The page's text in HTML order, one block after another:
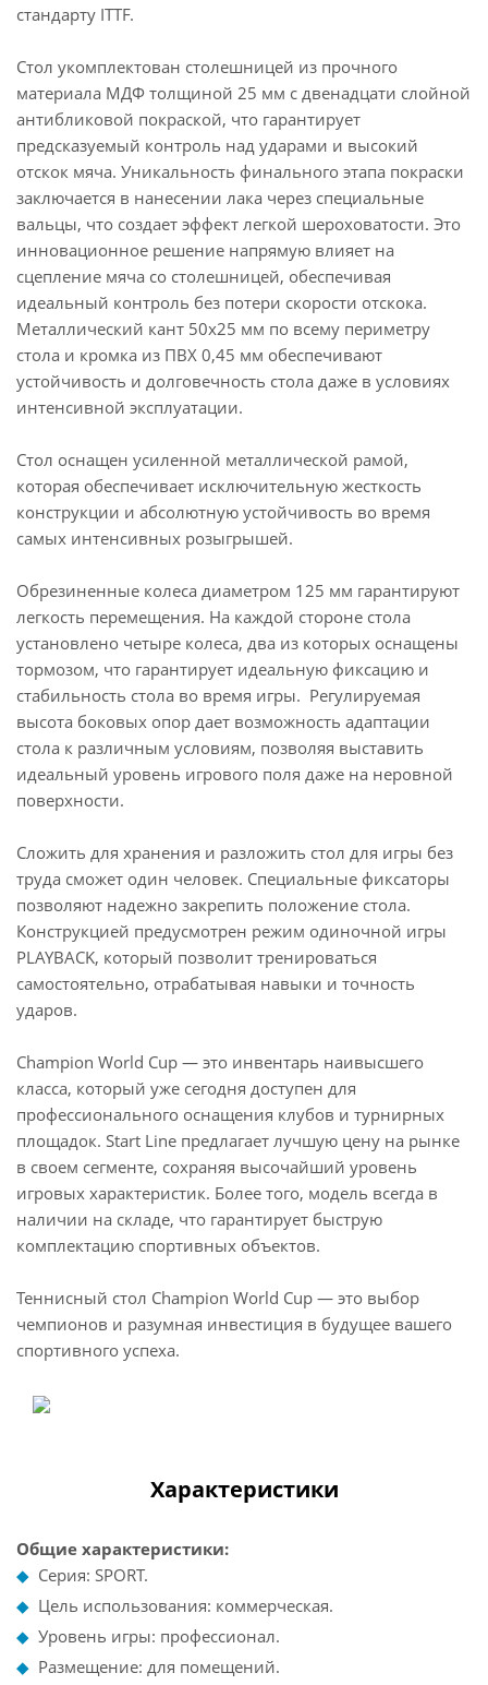
стандарту ITTF.
Стол укомплектован столешницей из прочного
материала МДФ толщиной 25 мм с двенадцати слойной
антибликовой покраской, что гарантирует
предсказуемый контроль над ударами и высокий
отскок мяча. Уникальность финального этапа покраски
заключается в нанесении лака через специальные
вальцы, что создает эффект легкой шероховатости. Это
инновационное решение напрямую влияет на
сцепление мяча со столешницей, обеспечивая
идеальный контроль без потери скорости отскока.
Металлический кант 50x25 мм по всему периметру
стола и кромка из ПВХ 0,45 мм обеспечивают
устойчивость и долговечность стола даже в условиях
интенсивной эксплуатации.
Стол оснащен усиленной металлической рамой,
которая обеспечивает исключительную жесткость
конструкции и абсолютную устойчивость во время
самых интенсивных розыгрышей.
Обрезиненные колеса диаметром 125 мм гарантируют
легкость перемещения. На каждой стороне стола
установлено четыре колеса, два из которых оснащены
тормозом, что гарантирует идеальную фиксацию и
стабильность стола во время игры. Регулируемая
высота боковых опор дает возможность адаптации
стола к различным условиям, позволяя выставить
идеальный уровень игрового поля даже на неровной
поверхности.
Сложить для хранения и разложить стол для игры без
труда сможет один человек. Специальные фиксаторы
позволяют надежно закрепить положение стола.
Конструкцией предусмотрен режим одиночной игры
PLAYBACK, который позволит тренироваться
самостоятельно, отрабатывая навыки и точность
ударов.
Champion World Cup — это инвентарь наивысшего
класса, который уже сегодня доступен для
профессионального оснащения клубов и турнирных
площадок. Start Line предлагает лучшую цену на рынке
в своем сегменте, сохраняя высочайший уровень
игровых характеристик. Более того, модель всегда в
наличии на складе, что гарантирует быструю
комплектацию спортивных объектов.
Теннисный стол Champion World Cup — это выбор
чемпионов и разумная инвестиция в будущее вашего
спортивного успеха.
Характеристики
Общие характеристики:
Серия: SPORT.
Цель использования: коммерческая.
Уровень игры: профессионал.
Размещение: для помещений.